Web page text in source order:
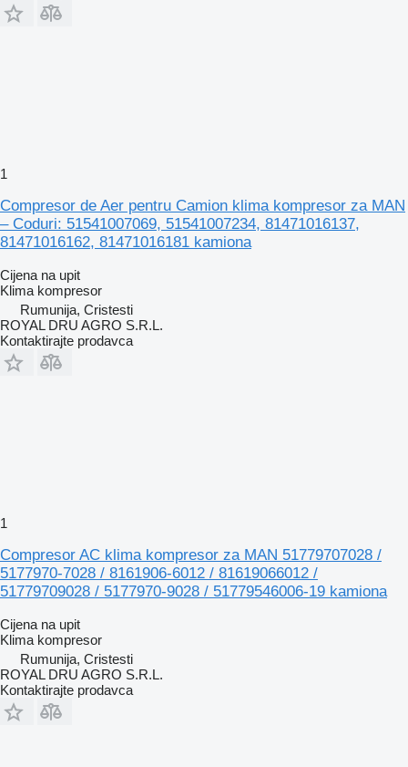
1
Compresor de Aer pentru Camion klima kompresor za MAN
– Coduri: 51541007069, 51541007234, 81471016137,
81471016162, 81471016181 kamiona
Cijena na upit
Klima kompresor
Rumunija, Cristesti
ROYAL DRU AGRO S.R.L.
Kontaktirajte prodavca
1
Compresor AC klima kompresor za MAN 51779707028 /
5177970-7028 / 8161906-6012 / 81619066012 /
51779709028 / 5177970-9028 / 51779546006-19 kamiona
Cijena na upit
Klima kompresor
Rumunija, Cristesti
ROYAL DRU AGRO S.R.L.
Kontaktirajte prodavca